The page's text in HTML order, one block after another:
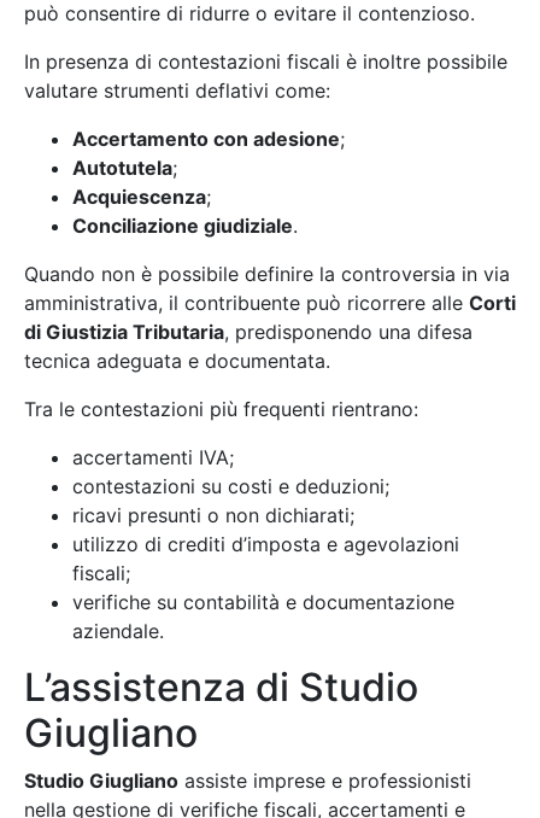
può consentire di ridurre o evitare il contenzioso.
In presenza di contestazioni fiscali è inoltre possibile
valutare strumenti deflativi come:
Accertamento con adesione;
Autotutela;
Acquiescenza;
Conciliazione giudiziale.
Quando non è possibile definire la controversia in via
amministrativa, il contribuente può ricorrere alle Corti
di Giustizia Tributaria, predisponendo una difesa
tecnica adeguata e documentata.
Tra le contestazioni più frequenti rientrano:
accertamenti IVA;
contestazioni su costi e deduzioni;
ricavi presunti o non dichiarati;
utilizzo di crediti d’imposta e agevolazioni
fiscali;
verifiche su contabilità e documentazione
aziendale.
L’assistenza di Studio
Giugliano
Studio Giugliano assiste imprese e professionisti
nella gestione di verifiche fiscali, accertamenti e